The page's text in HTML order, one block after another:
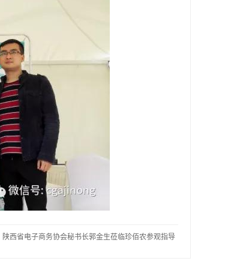
陕西省电子商务协会秘书长郭金生莅临珍佰农参观指导